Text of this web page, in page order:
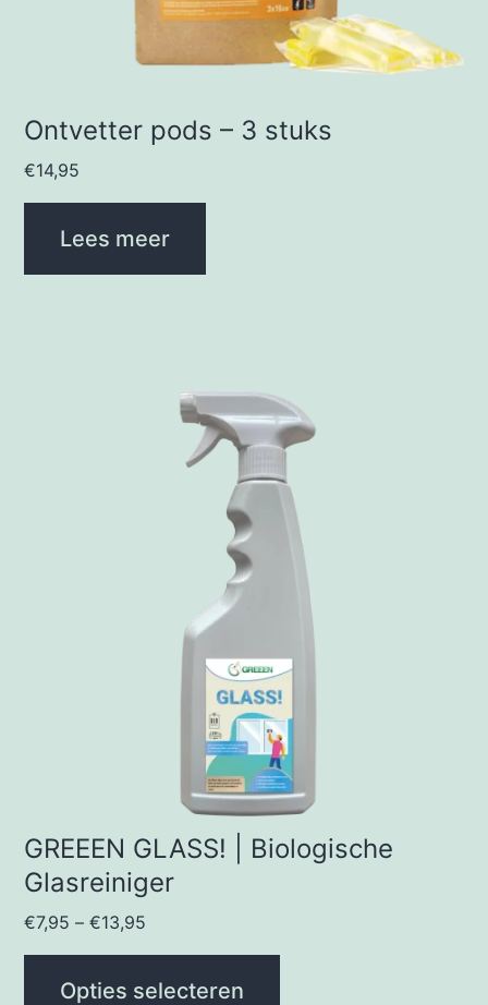
Ontvetter pods – 3 stuks
€14,95
Lees meer
GREEEN GLASS! | Biologische
Glasreiniger
€7,95 –€13,95
Opties selecteren
productpagina